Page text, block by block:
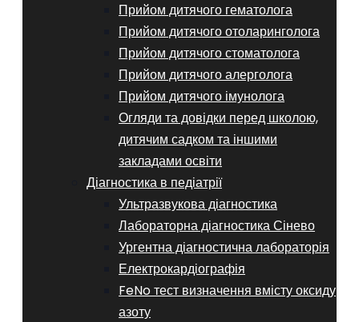
Прийом дитячого гематолога
Прийом дитячого отоларинголога
Прийом дитячого стоматолога
Прийом дитячого алерголога
Прийом дитячого імунолога
Огляди та довідки перед школою,
дитячим садком та іншими
закладами освіти
Діагностика в педіатрії
Ультразвукова діагностика
Лабораторна діагностика Сінево
Ургентна діагностична лабораторія
Електрокардіографія
FeNo тест визначення вмісту оксиду
азоту